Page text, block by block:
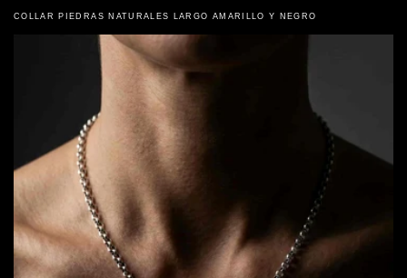
COLLAR PIEDRAS NATURALES LARGO AMARILLO Y NEGRO